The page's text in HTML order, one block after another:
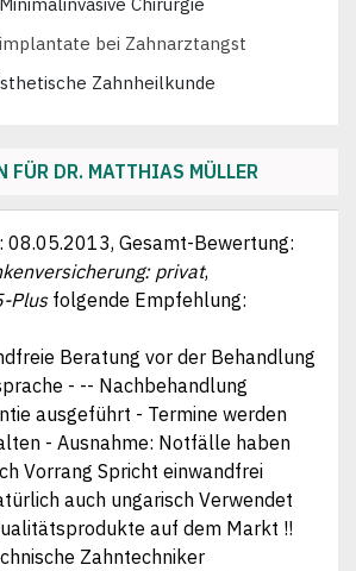
Minimalinvasive Chirurgie
bei Zahnarztangst
Zahnheilkunde
der Zähne
durch Kinderzahnarzt
von Mundgeruch (Halitosis)
of Science Parodontologie
Zahnreinigung
wirksam vorbeugen
Zahnheilkunde
Bohren (KCP)
örtl. Betäubung (The Wand
vor Zahnersatz
FÜR DR. MATTHIAS MÜLLER
08.05.2013, Gesamt-Bewertung:
privat,
Plusfolgende Empfehlung:
Beratung vor der Behandlung
- -- Nachbehandlung
ausgeführt - Termine werden
- Ausnahme: Notfälle haben
Vorrang Spricht einwandfrei
auch ungarisch Verwendet
auf dem Markt !!
Zahntechniker